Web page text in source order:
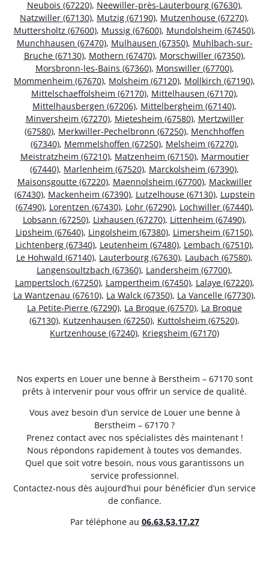
Neubois (67220), Neewiller-près-Lauterbourg (67630),
Natzwiller (67130), Mutzig (67190), Mutzenhouse (67270),
Muttersholtz (67600), Mussig (67600), Mundolsheim (67450),
Munchhausen (67470), Mulhausen (67350), Muhlbach-sur-
Bruche (67130), Mothern (67470), Morschwiller (67350),
Morsbronn-les-Bains (67360), Monswiller (67700),
Mommenheim (67670), Molsheim (67120), Mollkirch (67190),
Mittelschaeffolsheim (67170), Mittelhausen (67170),
Mittelhausbergen (67206), Mittelbergheim (67140),
Minversheim (67270), Mietesheim (67580), Mertzwiller
(67580), Merkwiller-Pechelbronn (67250), Menchhoffen
(67340), Memmelshoffen (67250), Melsheim (67270),
Meistratzheim (67210), Matzenheim (67150), Marmoutier
(67440), Marlenheim (67520), Marckolsheim (67390),
Maisonsgoutte (67220), Maennolsheim (67700), Mackwiller
(67430), Mackenheim (67390), Lutzelhouse (67130), Lupstein
(67490), Lorentzen (67430), Lohr (67290), Lochwiller (67440),
Lobsann (67250), Lixhausen (67270), Littenheim (67490),
Lipsheim (67640), Lingolsheim (67380), Limersheim (67150),
Lichtenberg (67340), Leutenheim (67480), Lembach (67510),
Le Hohwald (67140), Lauterbourg (67630), Laubach (67580),
Langensoultzbach (67360), Landersheim (67700),
Lampertsloch (67250), Lampertheim (67450), Lalaye (67220),
La Wantzenau (67610), La Walck (67350), La Vancelle (67730),
La Petite-Pierre (67290), La Broque (67570), La Broque
(67130), Kutzenhausen (67250), Kuttolsheim (67520),
Kurtzenhouse (67240), Kriegsheim (67170)
Nos experts en Louer une benne à Berstheim – 67170 sont
prêts à intervenir pour vous offrir un service de qualité.
Vous avez besoin d’un service de Louer une benne à
Berstheim – 67170 ?
Prenez contact avec nos spécialistes dès maintenant !
Nous répondons rapidement à toutes vos demandes.
Quel que soit votre besoin, nous vous garantissons un
service professionnel.
Contactez-nous dès aujourd’hui pour bénéficier d’un service
de confiance.
Par téléphone au 06.63.53.17.27